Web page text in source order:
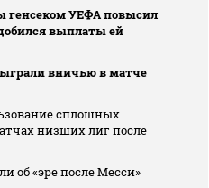
генсеком УЕФА повысил
выплаты ей
вничью в матче
сплошных
низших лиг после
об «эре после Месси»